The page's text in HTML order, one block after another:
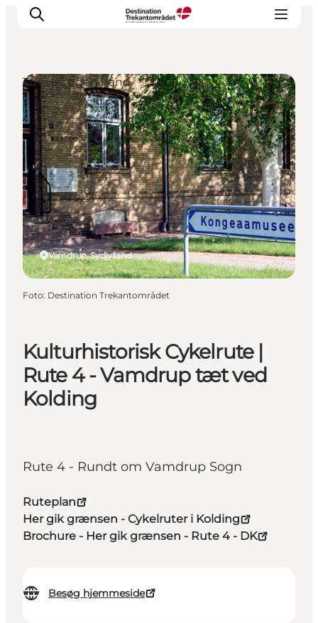
LEGOLAND® Billund Resort
Byer
Det sker
Overnatning
Planlæg din rejse
Køb
Kulturhistorisk Cykelrute |
Rute 4 - Vamdrup tæt ved
Kolding
Rute 4 - Rundt om Vamdrup Sogn
Ruteplan
Her gik grænsen - Cykelruter i Kolding
Brochure - Her gik grænsen - Rute 4 - DK
Besøg hjemmeside
Vamdrup, Sydjylland
Ture på egen hånd
Foto: Destination Trekantområdet